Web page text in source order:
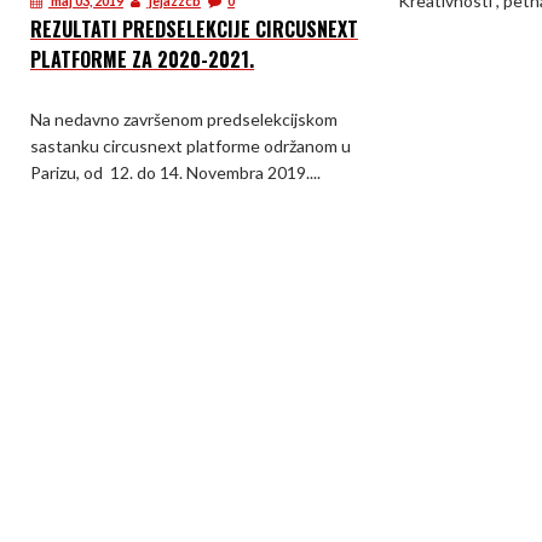
REZULTATI PREDSELEKCIJE CIRCUSNEXT
PLATFORME ZA 2020-2021.
Na nedavno završenom predselekcijskom
sastanku circusnext platforme održanom u
Parizu, od 12. do 14. Novembra 2019....